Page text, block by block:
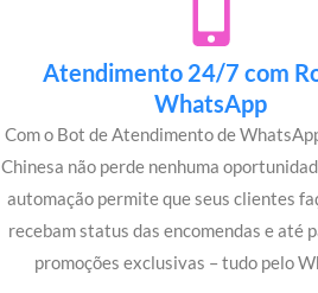
Atendimento 24/7 com
WhatsApp
Com o Bot de Atendimento de
Chinesa não perde nenhuma
automação permite que seus clientes
recebam status das encomendas e até
promoções exclusivas – tudo pelo